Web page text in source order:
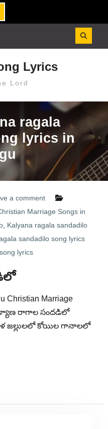
Lyrics
Lord
ragala
lyrics in
a comment
Marriage Songs in
, Kalyana ragala sandadilo
sandadilo song lyrics
lyrics
Marriage
కళ్యాణ రాగాల సందడిలో
జల్లులలో కోయిల గానాలలో